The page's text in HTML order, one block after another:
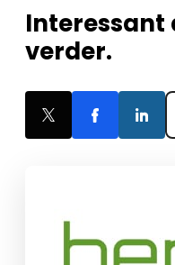
Interessant
verder.